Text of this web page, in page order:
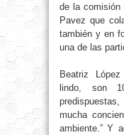
de la comisión
Pavez que
también y en
una de las
Beatriz
lindo, son
mucha
ambiente.” Y